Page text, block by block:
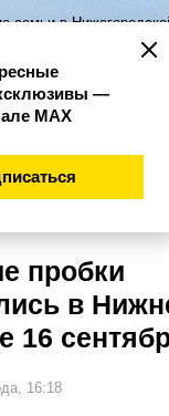
области Год
пробки
в
16
16:18
—
МАХ